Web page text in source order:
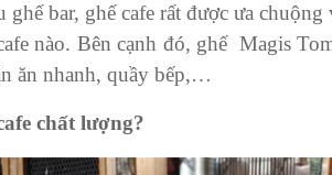
bar, ghế cafe rất được ưa
nào. Bên cạnh đó, ghế Magis
ăn nhanh, quầy bếp,…
chất lượng?